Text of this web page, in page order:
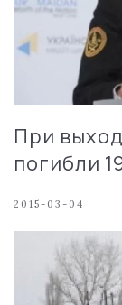
При
погибли
2015-03-04